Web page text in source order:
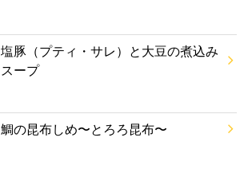
塩豚（プティ・サレ）と大豆の煮込み
スープ
鯛の昆布しめ〜とろろ昆布〜